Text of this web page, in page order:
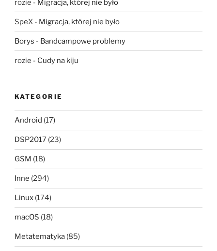
rozie - Migracja, której nie było
SpeX - Migracja, której nie było
Borys - Bandcampowe problemy
rozie - Cudy na kiju
KATEGORIE
Android (17)
DSP2017 (23)
GSM (18)
Inne (294)
Linux (174)
macOS (18)
Metatematyka (85)